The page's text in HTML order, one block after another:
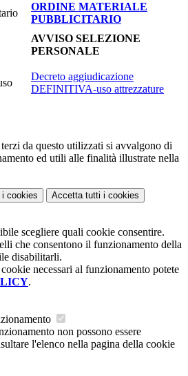
ORDINE MATERIALE
PUBBLICITARIO
AVVISO SELEZIONE
PERSONALE
Decreto aggiudicazione
DEFINITIVA-uso attrezzature
da questo utilizzati si avvalgono di
ed utili alle finalità illustrate nella
i cookies Accetta tutti i cookies
scegliere quali cookie consentire.
che consentono il funzionamento della
disabilitarli.
necessari al funzionamento potete
.
non possono essere
l'elenco nella pagina della cookie